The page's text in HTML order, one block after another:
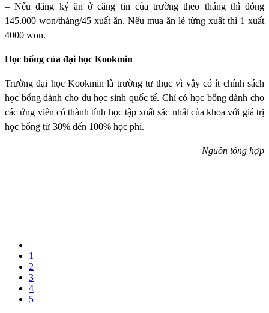
– Nếu đăng ký ăn ở căng tin của trường theo tháng thì đóng
145.000 won/tháng/45 xuất ăn. Nếu mua ăn lẻ từng xuất thì 1 xuất
4000 won.
Học bổng của đại học Kookmin
Trường đại học Kookmin là trường tư thục vì vậy có ít chính sách
học bổng dành cho du học sinh quốc tế. Chỉ có học bổng dành cho
các ứng viên có thành tính học tập xuất sắc nhất của khoa với giá trị
học bổng từ 30% đến 100% học phí.
Nguồn tổng hợp
1
2
3
4
5